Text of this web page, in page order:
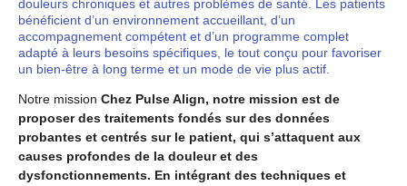
douleurs chroniques et autres problèmes de santé. Les patients
bénéficient d’un environnement accueillant, d’un
accompagnement compétent et d’un programme complet
adapté à leurs besoins spécifiques, le tout conçu pour favoriser
un bien-être à long terme et un mode de vie plus actif.
Notre mission Chez Pulse Align, notre mission est de
proposer des traitements fondés sur des données
probantes et centrés sur le patient, qui s’attaquent aux
causes profondes de la douleur et des
dysfonctionnements. En intégrant des techniques et